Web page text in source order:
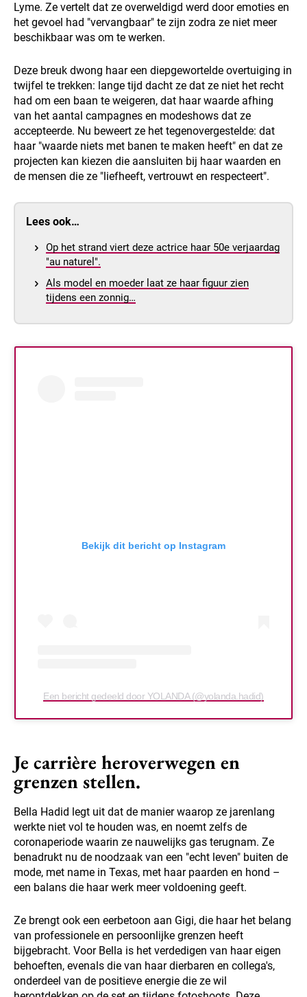
Lyme. Ze vertelt dat ze overweldigd werd door emoties en
het gevoel had "vervangbaar" te zijn zodra ze niet meer
beschikbaar was om te werken.
Deze breuk dwong haar een diepgewortelde overtuiging in
twijfel te trekken: lange tijd dacht ze dat ze niet het recht
had om een baan te weigeren, dat haar waarde afhing
van het aantal campagnes en modeshows dat ze
accepteerde. Nu beweert ze het tegenovergestelde: dat
haar "waarde niets met banen te maken heeft" en dat ze
projecten kan kiezen die aansluiten bij haar waarden en
de mensen die ze "liefheeft, vertrouwt en respecteert".
Lees ook…
Op het strand viert deze actrice haar 50e verjaardag
"au naturel".
Als model en moeder laat ze haar figuur zien
tijdens een zonnig…
Bekijk dit bericht op Instagram
Een bericht gedeeld door YOLANDA (@yolanda.hadid)
Je carrière heroverwegen en
grenzen stellen.
Bella Hadid legt uit dat de manier waarop ze jarenlang
werkte niet vol te houden was, en noemt zelfs de
coronaperiode waarin ze nauwelijks gas terugnam. Ze
benadrukt nu de noodzaak van een "echt leven" buiten de
mode, met name in Texas, met haar paarden en hond –
een balans die haar werk meer voldoening geeft.
Ze brengt ook een eerbetoon aan Gigi, die haar het belang
van professionele en persoonlijke grenzen heeft
bijgebracht. Voor Bella is het verdedigen van haar eigen
behoeften, evenals die van haar dierbaren en collega's,
onderdeel van de positieve energie die ze wil